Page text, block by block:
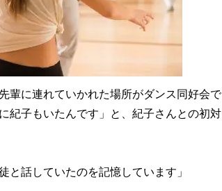
輩に連れていかれた場所がダンス同好会で
紀子もいたんです」と、紀子さんとの初対
と話していたのを記憶しています」